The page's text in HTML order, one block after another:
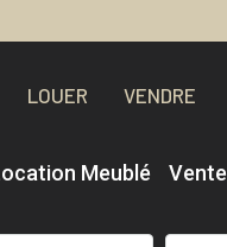
LOUER VENDRE
Meublé Vente